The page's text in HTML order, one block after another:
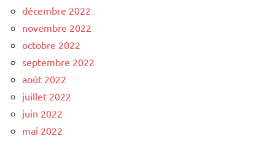
décembre 2022
novembre 2022
octobre 2022
septembre 2022
août 2022
juillet 2022
juin 2022
mai 2022